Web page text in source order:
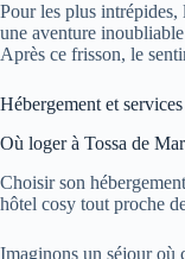
Pour les plus intrépides,
une aventure
Après ce frisson, le
Hébergement et services
Où loger à Tossa de
Choisir son
hôtel cosy tout proche
Imaginons un séjour où